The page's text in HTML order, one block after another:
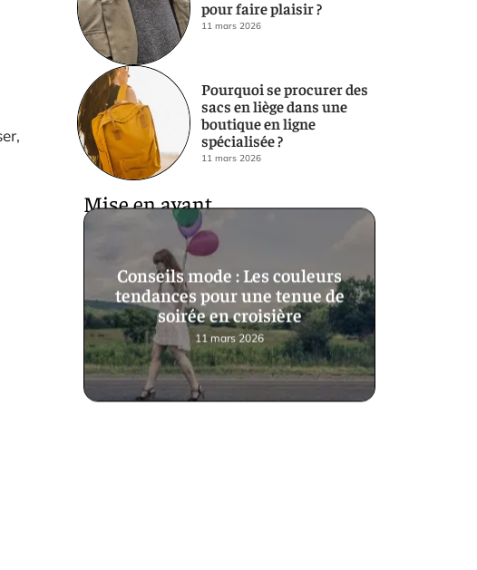
pour faire plaisir ?
11 mars 2026
Pourquoi se procurer des
sacs en liège dans une
boutique en ligne
spécialisée ?
11 mars 2026
Mise en avant
Conseils mode : Les couleurs
tendances pour une tenue de
soirée en croisière
11 mars 2026